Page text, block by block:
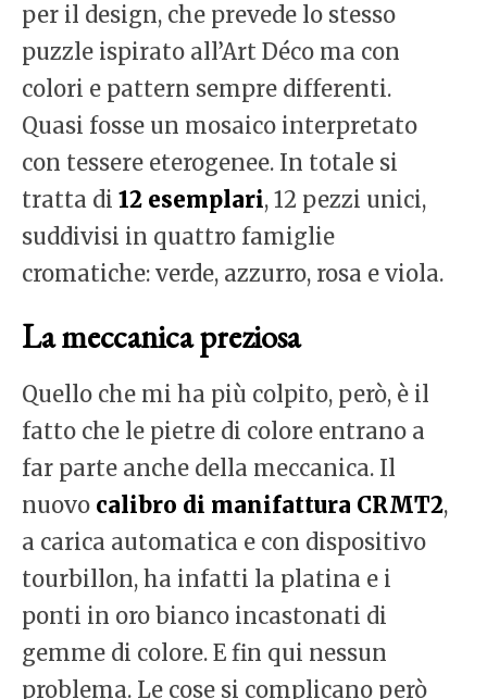
per il design, che prevede lo stesso
puzzle ispirato all’Art Déco ma con
colori e pattern sempre differenti.
Quasi fosse un mosaico interpretato
con tessere eterogenee. In totale si
tratta di 12 esemplari, 12 pezzi unici,
suddivisi in quattro famiglie
cromatiche: verde, azzurro, rosa e viola.
La meccanica preziosa
Quello che mi ha più colpito, però, è il
fatto che le pietre di colore entrano a
far parte anche della meccanica. Il
nuovo calibro di manifattura CRMT2,
a carica automatica e con dispositivo
tourbillon, ha infatti la platina e i
ponti in oro bianco incastonati di
gemme di colore. E fin qui nessun
problema. Le cose si complicano però